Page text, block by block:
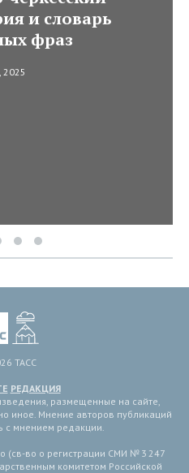
и словарь
фраз
2025
ТАСС
РЕДАКЦИЯ
размещенные на сайте,
иное. Мнение авторов публикаций
с мнением редакции.
(св-во о регистрации СМИ № 3 247
комитетом Российской